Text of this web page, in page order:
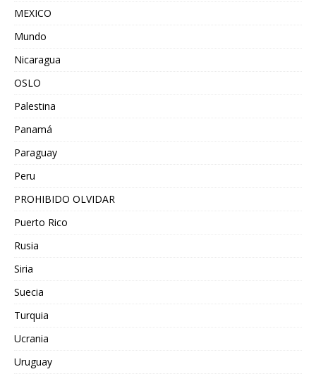
MEXICO
Mundo
Nicaragua
OSLO
Palestina
Panamá
Paraguay
Peru
PROHIBIDO OLVIDAR
Puerto Rico
Rusia
Siria
Suecia
Turquia
Ucrania
Uruguay